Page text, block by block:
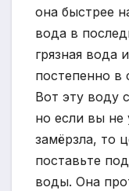
она быстрее
вода в
грязная вода
постепенно в
Вот эту воду
но если вы не
замёрзла, то
поставьте
воды. Она